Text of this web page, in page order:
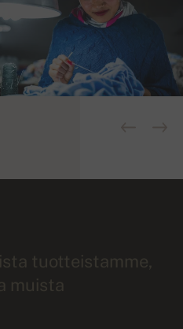
tuotteistamme,
muista